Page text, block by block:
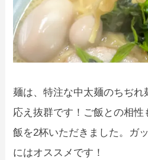
麺は、特注な中太麺のちぢ
応え抜群です！ご飯との相
飯を2杯いただきました。ガ
にはオススメです！